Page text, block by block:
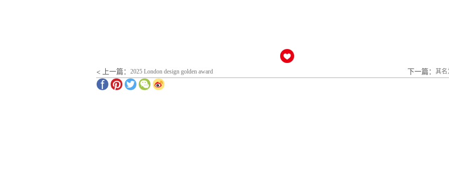
< 上一篇： 2025 London design golden award 下一篇： 其名